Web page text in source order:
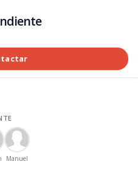
Manuel